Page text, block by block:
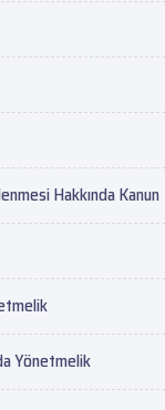
Hakkında Kanun
Yönetmelik